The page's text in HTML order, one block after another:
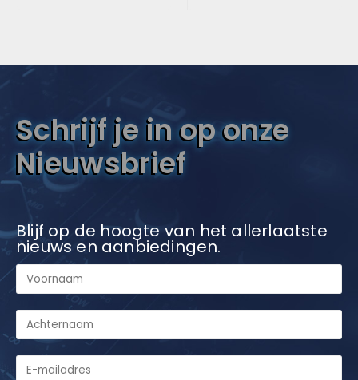
Schrijf je in op onze
Nieuwsbrief
Blijf op de hoogte van het allerlaatste
nieuws en aanbiedingen.